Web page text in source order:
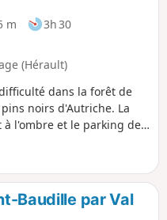
m
3h 30
(Hérault)
dans la forêt de
noirs d'Autriche. La
l'ombre et le parking de
Baudille par Val